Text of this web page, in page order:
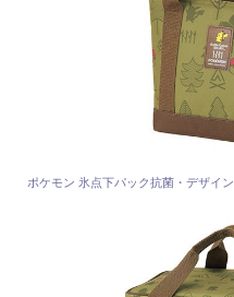
ポケモン 氷点下パック抗菌・デザイ